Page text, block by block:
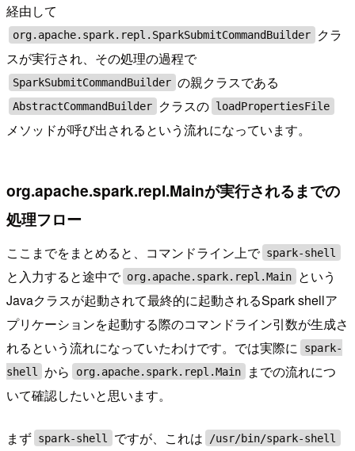
経由して
org.apache.spark.repl.SparkSubmitCommandBuilder
クラ
スが実行され、その処理の過程で
SparkSubmitCommandBuilder の親クラスである
AbstractCommandBuilder クラスの loadPropertiesFile
メソッドが呼び出されるという流れになっています。
org.apache.spark.repl.Mainが実行されるまでの
処理フロー
ここまでをまとめると、コマンドライン上で spark-shell
と入力すると途中で org.apache.spark.repl.Main
という
Javaクラスが起動されて最終的に起動されるSpark shellア
プリケーションを起動する際のコマンドライン引数が生成さ
れるという流れになっていたわけです。では実際に
spark-
shell
から org.apache.spark.repl.Main
までの流れにつ
いて確認したいと思います。
まず spark-shell ですが、これは /usr/bin/spark-shell